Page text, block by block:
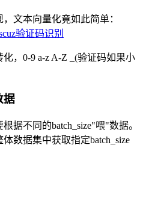
文本向量化竟如此简单：
，0-9 a-z A-Z _(验证码如果小
据
据不同的batch_size"喂"数据。
数据集中获取指定batch_size